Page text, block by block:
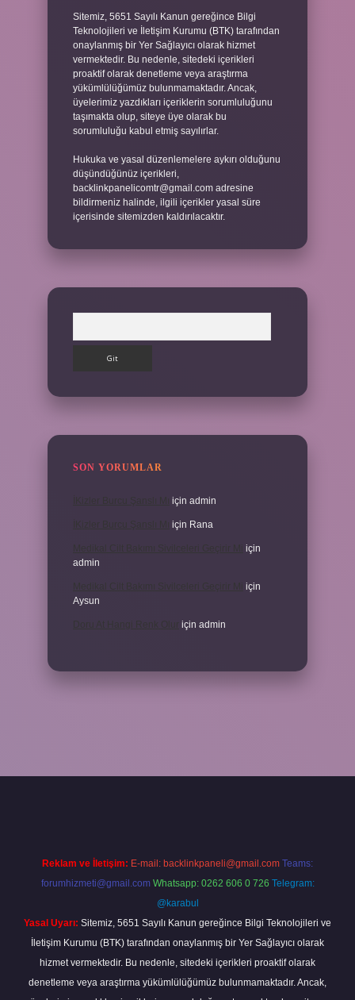
Sitemiz, 5651 Sayılı Kanun gereğince Bilgi
Teknolojileri ve İletişim Kurumu (BTK) tarafından
onaylanmış bir Yer Sağlayıcı olarak hizmet
vermektedir. Bu nedenle, sitedeki içerikleri
proaktif olarak denetleme veya araştırma
yükümlülüğümüz bulunmamaktadır. Ancak,
üyelerimiz yazdıkları içeriklerin sorumluluğunu
taşımakta olup, siteye üye olarak bu
sorumluluğu kabul etmiş sayılırlar.
Hukuka ve yasal düzenlemelere aykırı olduğunu
düşündüğünüz içerikleri,
backlinkpanelicomtr@gmail.com adresine
bildirmeniz halinde, ilgili içerikler yasal süre
içerisinde sitemizden kaldırılacaktır.
SON YORUMLAR
için admin
için Rana
için
admin
için
Aysun
için admin
Reklam ve İletişim: E-mail: backlinkpaneli@gmail.com Teams:
forumhizmeti@gmail.com Whatsapp: 0262 606 0 726 Telegram:
@karabul
Yasal Uyarı: Sitemiz, 5651 Sayılı Kanun gereğince Bilgi Teknolojileri ve
İletişim Kurumu (BTK) tarafından onaylanmış bir Yer Sağlayıcı olarak
hizmet vermektedir. Bu nedenle, sitedeki içerikleri proaktif olarak
denetleme veya araştırma yükümlülüğümüz bulunmamaktadır. Ancak,